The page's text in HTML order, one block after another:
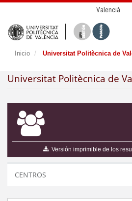
Valencià
Inicio Universitat Politècnica de
Universitat Politècnica de
Versión imprimible de los
CENTROS